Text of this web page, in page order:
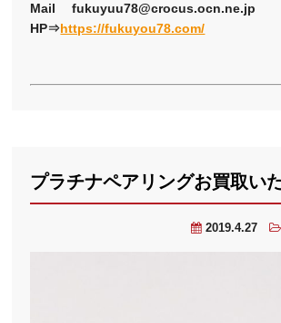
Mail fukuyuu78@crocus.ocn.ne.jp
HP⇒https://fukuyou78.com/
プラチナペアリングお買取い
2019.4.27